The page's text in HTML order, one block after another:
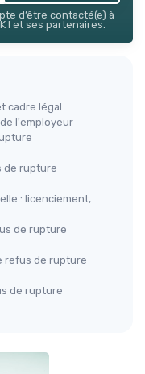
d’être contacté(e) à
! et ses partenaires.
cadre légal
l'employeur
de rupture
: licenciement,
de rupture
refus de rupture
de rupture